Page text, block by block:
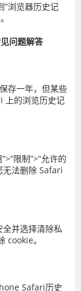
“浏览器历史记
问题解答
存一年，但某些
上的浏览历史记
限制”>“允许的
无法删除 Safari
并选择清除私
cookie。
Safari历史